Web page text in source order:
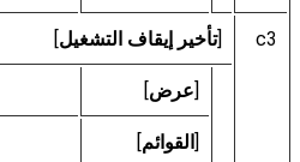
c3
[تأخير إيقاف التشغيل]
[عرض]
[القوائم]